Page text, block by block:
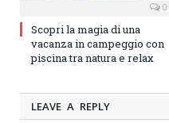
0
Scopri la magia di una
vacanza in campeggio con
piscina tra natura e relax
LEAVE A REPLY